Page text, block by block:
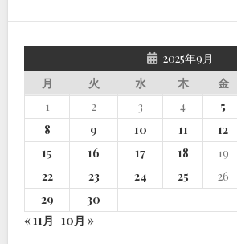
2025年9月
月
火 水 木 金
1
2 3 4 5
8
9 10 11 12
15
16 17 18 19
22
23 24 25 26
29
30
« 11月 10月 »